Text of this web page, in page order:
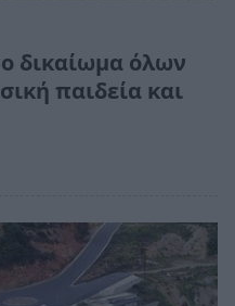
δικαίωμα όλων
παιδεία και